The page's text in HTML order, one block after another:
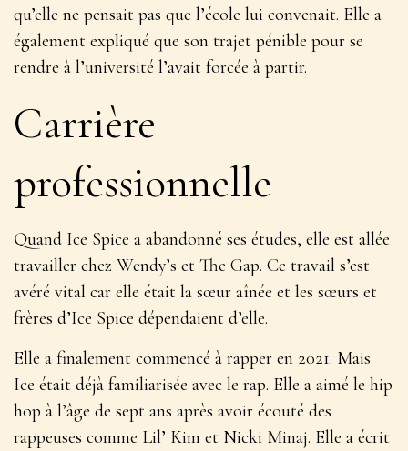
qu’elle ne pensait pas que l’école lui convenait. Elle a
également expliqué que son trajet pénible pour se
rendre à l’université l’avait forcée à partir.
Carrière
professionnelle
Quand Ice Spice a abandonné ses études, elle est allée
travailler chez Wendy’s et The Gap. Ce travail s’est
avéré vital car elle était la sœur aînée et les sœurs et
frères d’Ice Spice dépendaient d’elle.
Elle a finalement commencé à rapper en 2021. Mais
Ice était déjà familiarisée avec le rap. Elle a aimé le hip
hop à l’âge de sept ans après avoir écouté des
rappeuses comme Lil’ Kim et Nicki Minaj. Elle a écrit